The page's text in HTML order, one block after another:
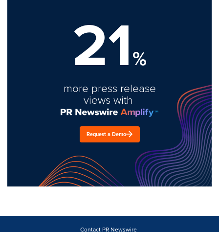
21%
more press release
views with
Request a Demo
Contact PR Newswire